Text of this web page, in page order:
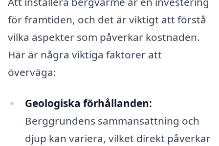
för framtiden, och det är viktigt att förstå
vilka aspekter som påverkar kostnaden.
Här är några viktiga faktorer att
överväga:
Geologiska förhållanden:
Berggrundens sammansättning och
djup kan variera, vilket direkt påverkar